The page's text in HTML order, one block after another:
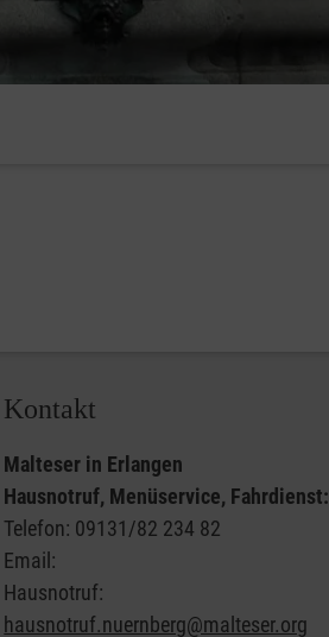
Kontakt
Malteser in Erlangen
Hausnotruf, Menüservice, Fahrdienst:
Telefon: 09131/82 234 82
Email:
Hausnotruf:
hausnotruf.nuernberg@malteser.org